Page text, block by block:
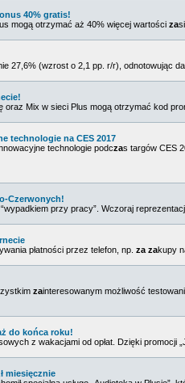
40% gratis!
mogą otrzymać aż 40% więcej wartości za
27,6% (wzrost o 2,1 pp. r/r), odnotowując
oraz Mix w sieci Plus mogą otrzymać kod
technologie na CES 2017
technologie podczas targów CES
Czerwonych!
“wypadkiem przy pracy”. Wczoraj
płatności przez telefon, np. za zakupy
zainteresowanym możliwość
do końca roku!
z wakacjami od opłat. Dzięki promocji
miesięcznie